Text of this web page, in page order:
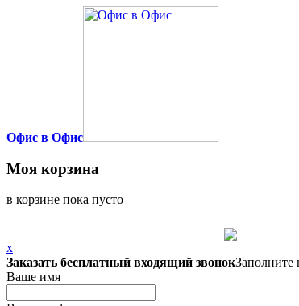
Офис в Офис
Моя корзина
в корзине пока пусто
x
Заказать бесплатный входящий звонокЗаполните
Ваше имя